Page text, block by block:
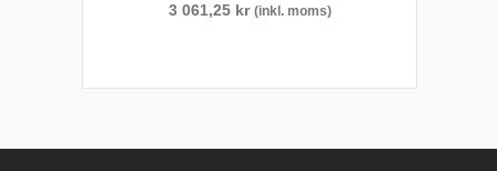
3 061,25 kr (inkl. moms)